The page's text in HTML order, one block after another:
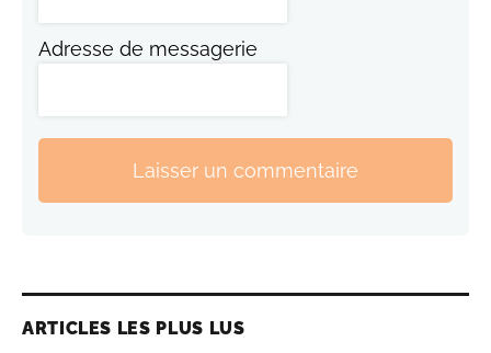
Adresse de messagerie
Laisser un commentaire
ARTICLES LES PLUS LUS